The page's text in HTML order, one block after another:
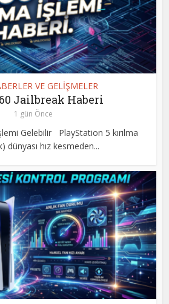
VE GELİŞMELER
Jailbreak Haberi
1 gün Önce
Gelebilir PlayStation 5 kırılma
dünyası hız kesmeden...